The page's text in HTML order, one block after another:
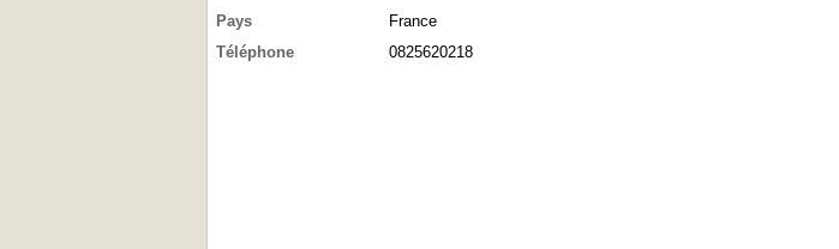
Pays
France
Téléphone
0825620218